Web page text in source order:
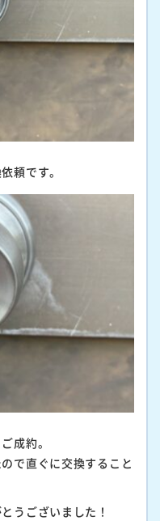
頼です。
成約。
で直ぐに交換すること
うございました！